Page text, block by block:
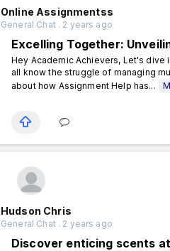
Online Assignmentss
General Chat . 2 years ago
Excelling Together:
Hey Academic Achievers, Let's dive
all know the struggle of managing
about how Assignment Help has...
Hudson Chris
General Chat . 2 years ago
Discover enticing scents